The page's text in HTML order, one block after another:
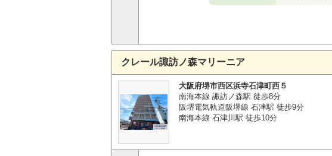
クレール諏訪ノ森マリーニア
大阪府堺市西区浜寺石津町西５
南海本線 諏訪ノ森駅 徒歩8分
阪堺電気軌道阪堺線 石津駅 徒歩9分
南海本線 石津川駅 徒歩10分